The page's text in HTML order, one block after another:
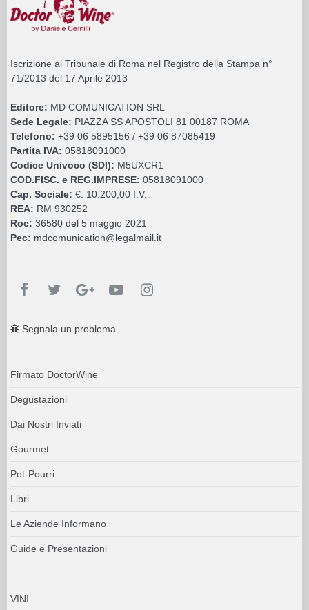
Iscrizione al Tribunale di Roma nel Registro della Stampa n°
71/2013 del 17 Aprile 2013
Editore: MD COMUNICATION SRL
Sede Legale: PIAZZA SS APOSTOLI 81 00187 ROMA
Telefono: +39 06 5895156 / +39 06 87085419
Partita IVA: 05818091000
Codice Univoco (SDI): M5UXCR1
COD.FISC. e REG.IMPRESE: 05818091000
Cap. Sociale: €. 10.200,00 I.V.
REA: RM 930252
Roc: 36580 del 5 maggio 2021
Pec: mdcomunication@legalmail.it
Segnala un problema
Firmato DoctorWine
Degustazioni
Dai Nostri Inviati
Gourmet
Pot-Pourri
Libri
Le Aziende Informano
Guide e Presentazioni
VINI